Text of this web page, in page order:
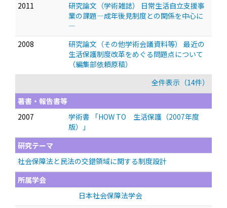
2011
研究論文（学術雑誌） 日常生活自立支援事
業の課題—成年後見制度との関係を中心に
—
2008
研究論文（その他学術会議資料等） 最近の
生活保護制度改革をめぐる問題点について
（編集部依頼原稿）
全件表示（14件）
著書・報告書等
2007
学術書 「HOW TO 生活保護（2007年度
版）」
研究テーマ
社会保障法と民法の交錯領域に関する制度設計
所属学会
日本社会保障法学会